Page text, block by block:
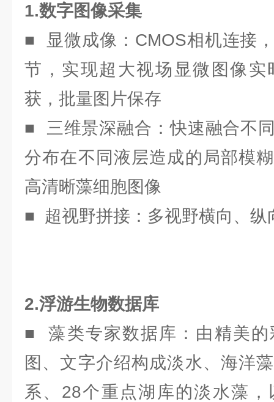
1.数字图像采集
■ 显微成像：CMOS相机连接
节，实现超大视场显微图像实
获，批量图片保存
■ 三维景深融合：快速融合不
分布在不同液层造成的局部模
高清晰藻细胞图像
■ 超视野拼接：多视野横向、纵
2.浮游生物数据库
■ 藻类专家数据库：由精美的
图、文字介绍构成淡水、海洋
系、28个重点湖库的淡水藻